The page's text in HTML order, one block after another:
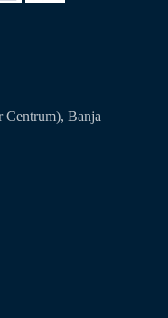
Centrum), Banja